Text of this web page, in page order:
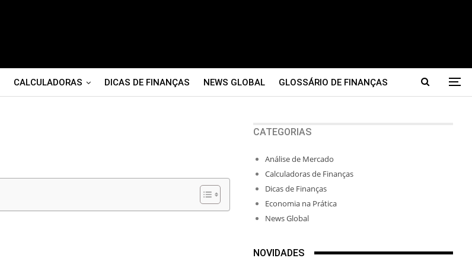
CALCULADORAS DICAS DE FINANÇAS NEWS GLOBAL GLOSSÁRIO DE FINANÇAS
CATEGORIAS
Análise de Mercado
Calculadoras de Finanças
Dicas de Finanças
Economia na Prática
News Global
NOVIDADES